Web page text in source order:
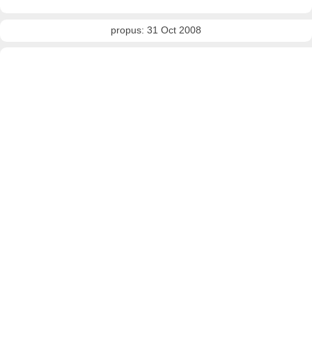
propus: 31 Oct 2008